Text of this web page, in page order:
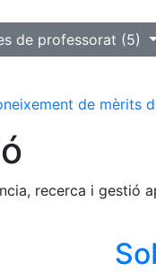
de professorat (5)
de mèrits
recerca i gestió